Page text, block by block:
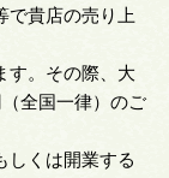
で貴店の売り上
す。その際、大
全国一律）のご
しくは開業する